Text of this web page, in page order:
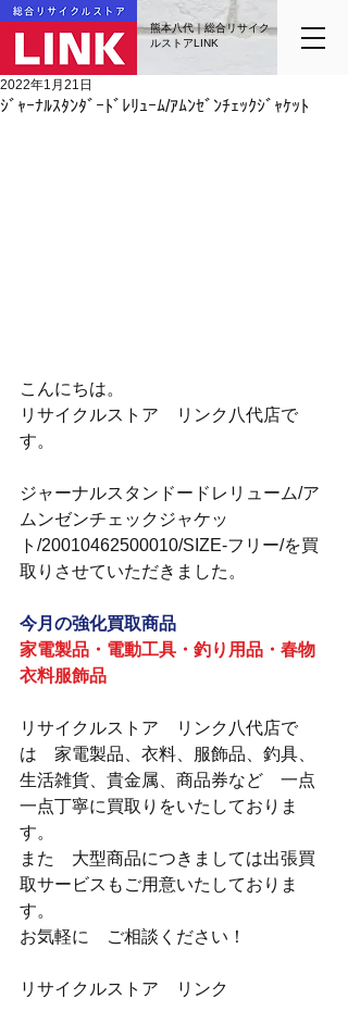
熊本八代｜総合リサイク
ルストアLINK
ｼﾞｬｰﾅﾙｽﾀﾝﾀﾞｰﾄﾞﾚﾘｭｰﾑ/ｱﾑﾝｾﾞﾝﾁｪｯｸｼﾞｬｹｯﾄ
2022年1月21日
こんにちは。
リサイクルストア　リンク八代店で
す。
ジャーナルスタンドードレリューム/ア
ムンゼンチェックジャケッ
ト/20010462500010/SIZE-フリー/を買
取りさせていただきました。
今月の強化買取商品
家電製品・電動工具・釣り用品・春物
衣料服飾品
リサイクルストア　リンク八代店で
は　家電製品、衣料、服飾品、釣具、
生活雑貨、貴金属、商品券など　一点
一点丁寧に買取りをいたしておりま
す。
また　大型商品につきましては出張買
取サービスもご用意いたしておりま
す。
お気軽に　ご相談ください！
リサイクルストア　リンク